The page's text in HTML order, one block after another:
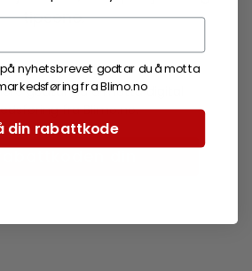
tipsene.
godtar du å motta digital
fra Blimo.no.
nyhetsbrevet godtar du å motta
fra Blimo.no
din rabattkode